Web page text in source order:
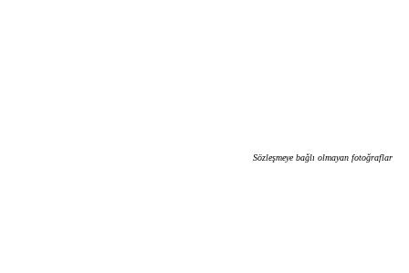
Sözleşmeye bağlı olmayan fotoğraflar